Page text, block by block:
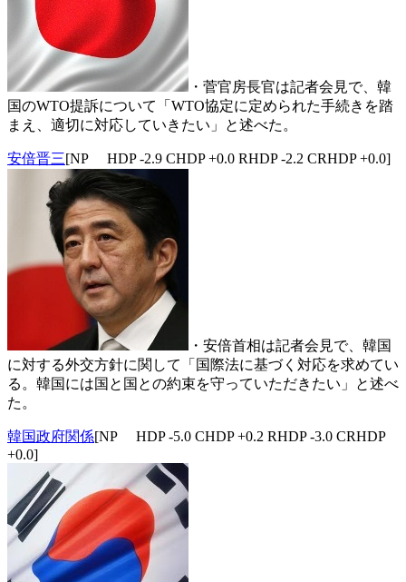
・菅官房長官は記者会見で、韓
国のWTO提訴について「WTO協定に定められた手続きを踏
まえ、適切に対応していきたい」と述べた。
安倍晋三[NP HDP -2.9 CHDP +0.0 RHDP -2.2 CRHDP +0.0]
・安倍首相は記者会見で、韓国
に対する外交方針に関して「国際法に基づく対応を求めてい
る。韓国には国と国との約束を守っていただきたい」と述べ
た。
韓国政府関係[NP HDP -5.0 CHDP +0.2 RHDP -3.0 CRHDP
+0.0]